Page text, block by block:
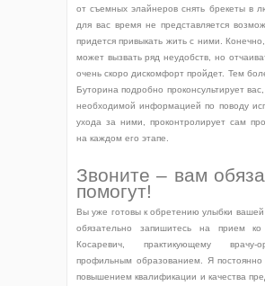
от съемных элайнеров снять брекеты в
для вас время не представляется
придется привыкать жить с ними.
может вызвать ряд неудобств, но
очень скоро дискомфорт пройдет. Тем
Буторина подробно проконсультирует
необходимой информацией по поводу
ухода за ними, проконтролирует сам
на каждом его этапе.
Звоните – вам
помогут!
Вы уже готовы к обретению улыбки вашей
обязательно запишитесь на прием
Косаревич, практикующему врачу-
профильным образованием. Я
повышением квалификации и качества